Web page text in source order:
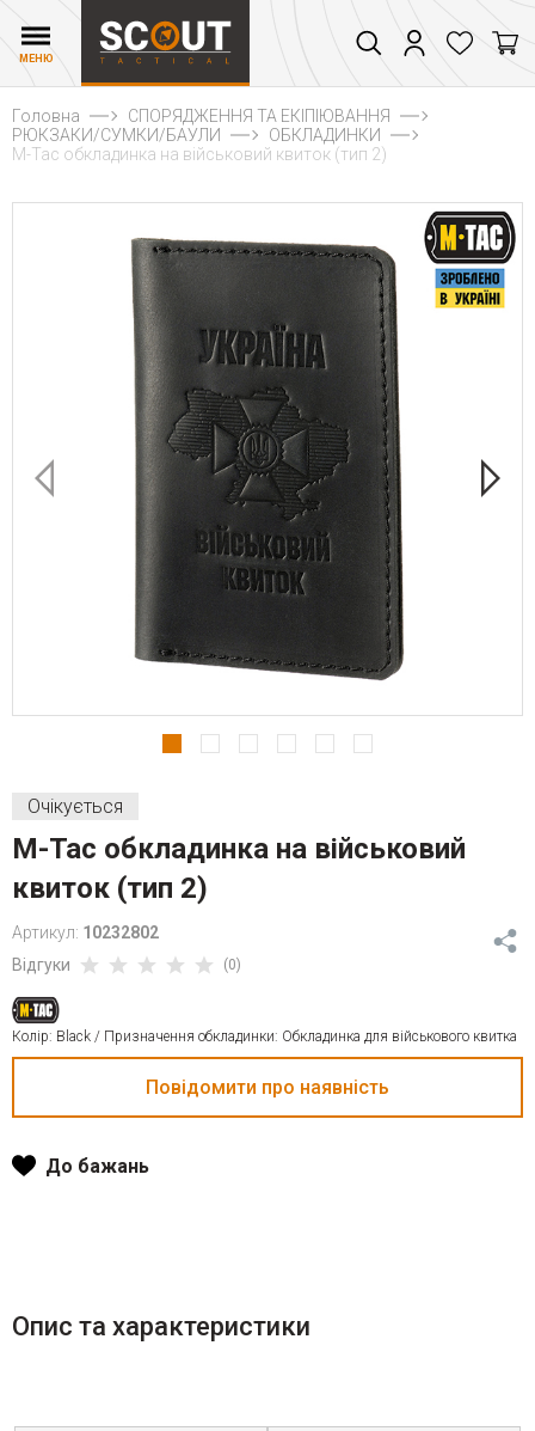
МЕНЮ
Головна
СПОРЯДЖЕННЯ ТА ЕКІПІЮВАННЯ
РЮКЗАКИ/СУМКИ/БАУЛИ
ОБКЛАДИНКИ
M-Tac обкладинка на військовий квиток (тип 2)
Очікується
M-Tac обкладинка на військовий
квиток (тип 2)
Артикул: 10232802
Відгуки
(0)
Колір: Black / Призначення обкладинки: Обкладинка для військового квитка
До бажань
Опис та характеристики